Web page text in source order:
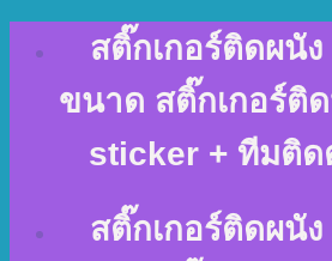
content
สติ๊กเกอร์ติดผนั
ขนาด สติ๊กเกอร์ติ
sticker + ทีมติด
สติ๊กเกอร์ติดผนั